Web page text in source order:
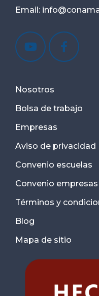
Email:
Nosotros
Bolsa de trabajo
Empresas
Aviso de privacidad
Convenio escuelas
Convenio empresas
Términos y
Blog
Mapa de sitio